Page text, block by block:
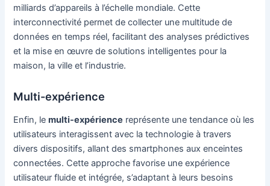
milliards d’appareils à l’échelle mondiale. Cette
interconnectivité permet de collecter une multitude de
données en temps réel, facilitant des analyses prédictives
et la mise en œuvre de solutions intelligentes pour la
maison, la ville et l’industrie.
Multi-expérience
Enfin, lemulti-expérience représente une tendance où les
utilisateurs interagissent avec la technologie à travers
divers dispositifs, allant des smartphones aux enceintes
connectées. Cette approche favorise une expérience
utilisateur fluide et intégrée, s’adaptant à leurs besoins